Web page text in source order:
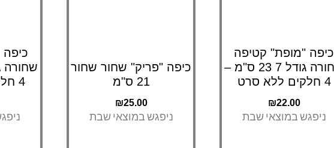
כיפה "מופת" קטיפה
שחורה גודל 7 23 ס"מ –
4 חלקים ללא סרט
₪22.00
ניפגש במוצאי שבת
כיפה "פריק" שחור שחור
21 ס"מ
₪25.00
ניפגש במוצאי שבת
4 חלקים ללא סרט